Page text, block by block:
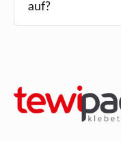
auf?